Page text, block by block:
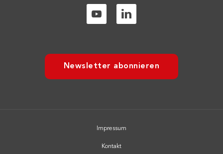
Newsletter abonnieren
Impressum
Kontakt